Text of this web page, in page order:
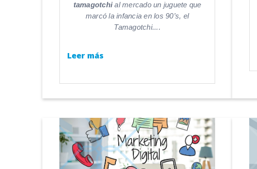
tamagotchial mercado un juguete que
marcó la infancia en los 90’s, el
Tamagotchi....
Leer más